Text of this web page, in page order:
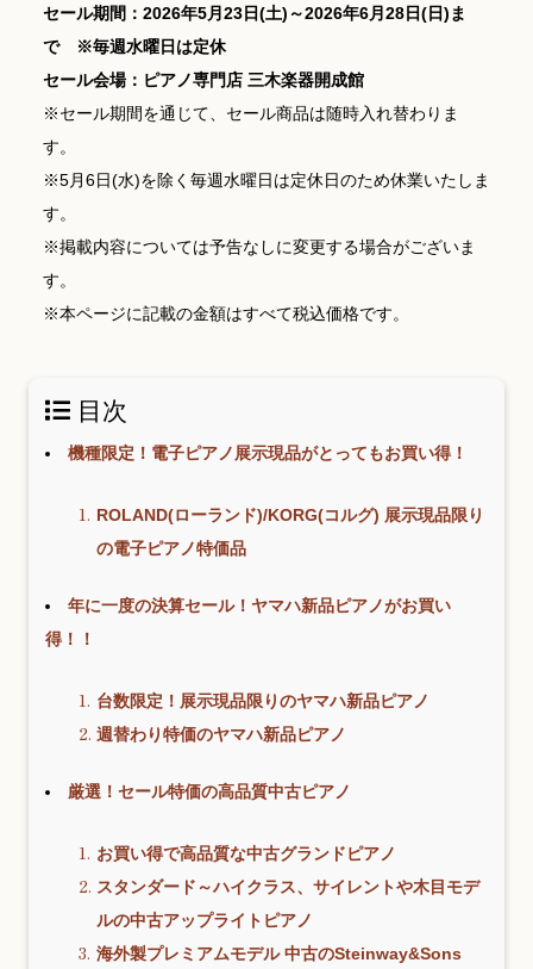
三木楽器 開成館
ど動画で発信中！
セール期間：2026年5月23日(土)～2026年6月28日(日)ま
で ※毎週水曜日は定休
セール会場：ピアノ専門店 三木楽器開成館
※セール期間を通じて、セール商品は随時入れ替わりま
す。
※5月6日(水)を除く毎週水曜日は定休日のため休業いたしま
す。
※掲載内容については予告なしに変更する場合がございま
す。
※本ページに記載の金額はすべて税込価格です。
目次
機種限定！電子ピアノ展示現品がとってもお買い得！
ROLAND(ローランド)/KORG(コルグ) 展示現品限り
の電子ピアノ特価品
年に一度の決算セール！ヤマハ新品ピアノがお買い
得！！
台数限定！展示現品限りのヤマハ新品ピアノ
週替わり特価のヤマハ新品ピアノ
厳選！セール特価の高品質中古ピアノ
お買い得で高品質な中古グランドピアノ
スタンダード～ハイクラス、サイレントや木目モデ
ルの中古アップライトピアノ
海外製プレミアムモデル 中古のSteinway&Sons